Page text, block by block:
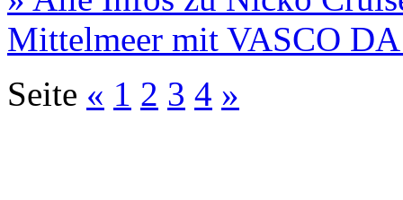
Mittelmeer mit VASCO
Seite « 1 2 3 4 »